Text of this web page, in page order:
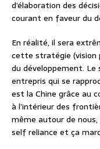
d’élaboration des
courant en faveur du
En réalité, il sera
cette stratégie (vision
du développement. Le
entrepris qui se
est la Chine grâce au
à l’intérieur des
même autour de
self reliance et ça